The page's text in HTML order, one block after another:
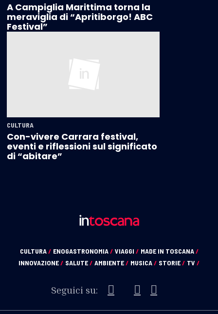
A Campiglia Marittima torna la
meraviglia di “Apritiborgo! ABC
Festival”
CULTURA
Con-vivere Carrara festival,
eventi e riflessioni sul significato
di “abitare”
CULTURA/ ENOGASTRONOMIA/ VIAGGI / MADE IN TOSCANA/
INNOVAZIONE/ SALUTE/ AMBIENTE/ MUSICA/ STORIE/ TV /
Seguici su: